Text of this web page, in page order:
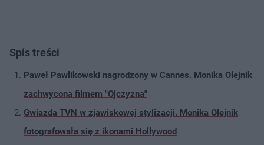
Spis treści
Paweł Pawlikowski nagrodzony w Cannes. Monika Olejnik
zachwycona filmem "Ojczyzna"
Gwiazda TVN w zjawiskowej stylizacji. Monika Olejnik
fotografowała się z ikonami Hollywood